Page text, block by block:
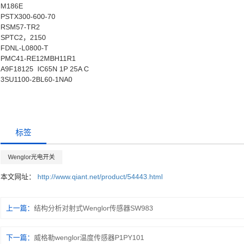
M186E
PSTX300-600-70
RSM57-TR2
SPTC2，2150
FDNL-L0800-T
PMC41-RE12MBH11R1
A9F18125 IC65N 1P 25A C
3SU1100-2BL60-1NA0
标签
Wenglor光电开关
本文网址： http://www.qiant.net/product/54443.html
上一篇： 结构分析对射式Wenglor传感器SW983
下一篇： 威格勒wenglor温度传感器P1PY101